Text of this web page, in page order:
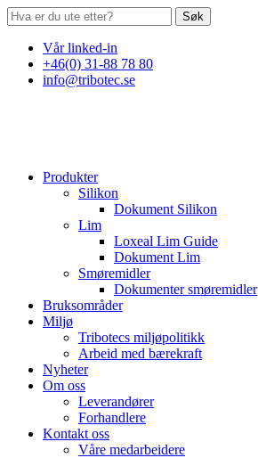
Søk
Vår linked-in
+46(0) 31-88 78 80
info@tribotec.se
Produkter
Silikon
Dokument Silikon
Lim
Loxeal Lim Guide
Dokument Lim
Smøremidler
Dokumenter smøremidler
Bruksområder
Miljø
Tribotecs miljøpolitikk
Arbeid med bærekraft
Nyheter
Om oss
Leverandører
Forhandlere
Kontakt oss
Våre medarbeidere